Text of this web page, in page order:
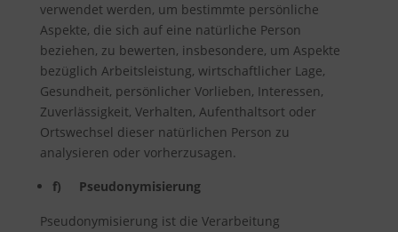
verwendet werden, um bestimmte persönliche
Aspekte, die sich auf eine natürliche Person
beziehen, zu bewerten, insbesondere, um Aspekte
bezüglich Arbeitsleistung, wirtschaftlicher Lage,
Gesundheit, persönlicher Vorlieben, Interessen,
Zuverlässigkeit, Verhalten, Aufenthaltsort oder
Ortswechsel dieser natürlichen Person zu
analysieren oder vorherzusagen.
f) Pseudonymisierung
Pseudonymisierung ist die Verarbeitung